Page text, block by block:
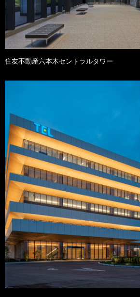
住友不動産六本木セントラルタワー